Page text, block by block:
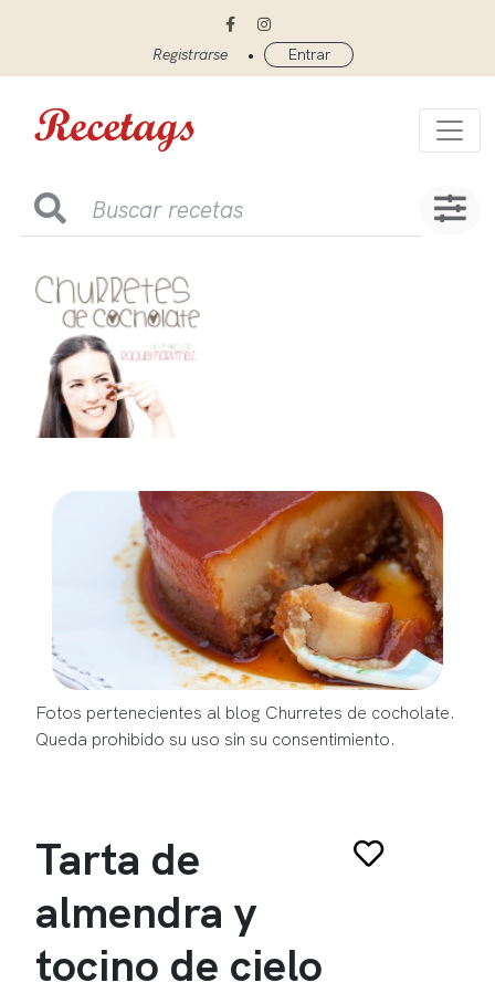
Registrarse • Entrar
Fotos pertenecientes al blog Churretes de cocholate.
Queda prohibido su uso sin su consentimiento.
Tarta de
almendra y
tocino de cielo